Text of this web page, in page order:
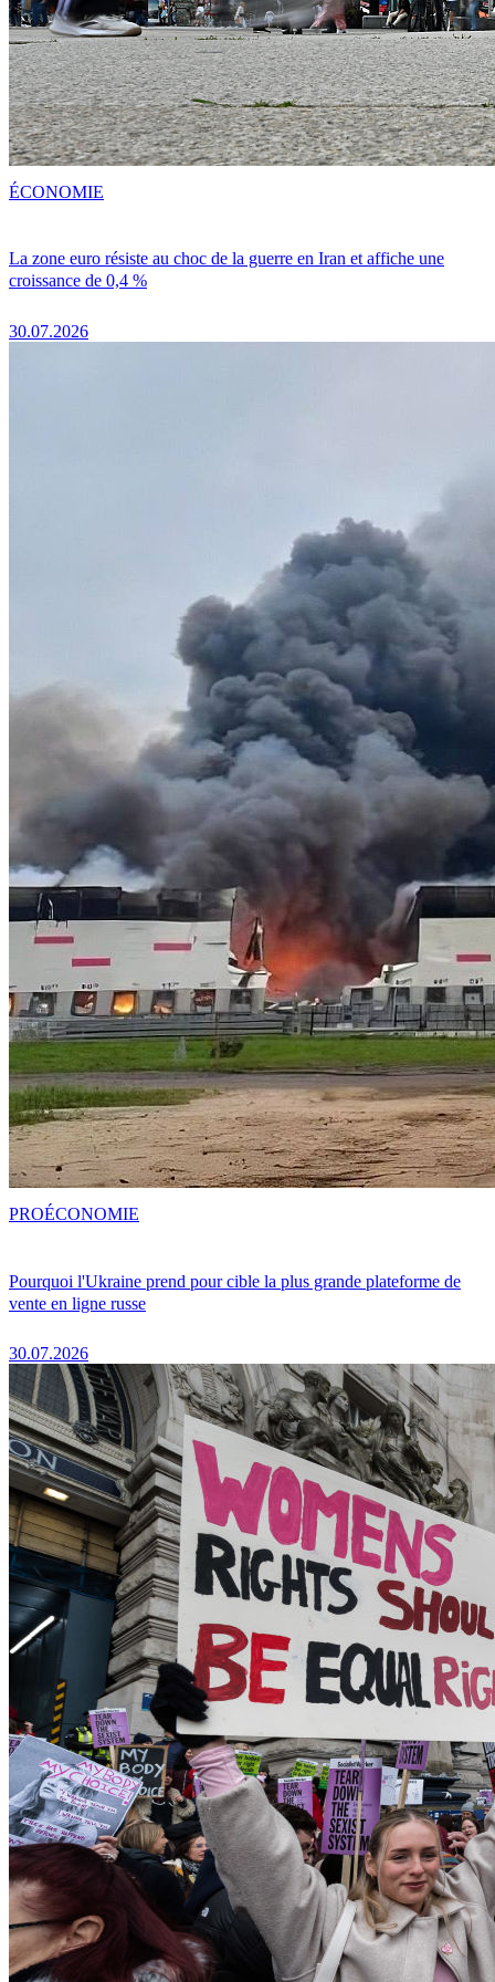
La zone euro résiste au choc de la guerre en Iran et affiche une
croissance de 0,4 %
30.07.2026
ÉCONOMIE
Pourquoi l'Ukraine prend pour cible la plus grande plateforme de
vente en ligne russe
30.07.2026
PROÉCONOMIE